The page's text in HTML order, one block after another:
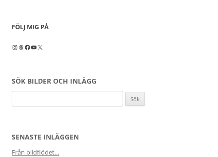
FÖLJ MIG PÅ
Instagram
Threads
Facebook
YouTube
X
SÖK BILDER OCH INLÄGG
efter:
SENASTE INLÄGGEN
Från bildflödet…